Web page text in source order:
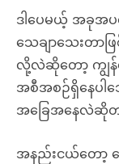
ဒါပေမယ့် အခုအပ
သေချာသေးတာဖ
လို့လဲဆိုတော့ ကျွန်
အစီအစဉ်ရှိနေပ
အခြေအနေလဲဆိုတ
အနည်းငယ်တော့ လ